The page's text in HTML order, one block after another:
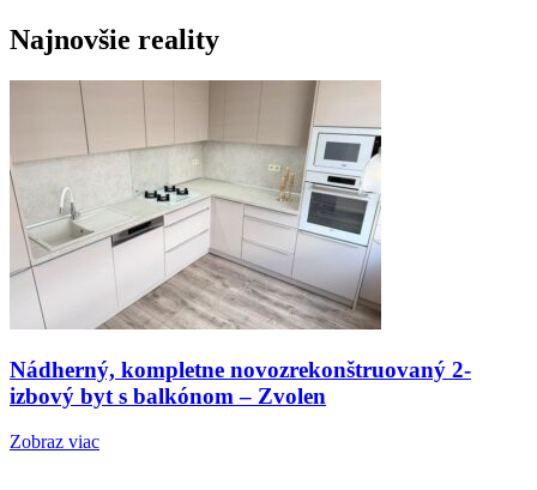
Najnovšie reality
Nádherný, kompletne novozrekonštruovaný 2-
izbový byt s balkónom – Zvolen
Zobraz viac